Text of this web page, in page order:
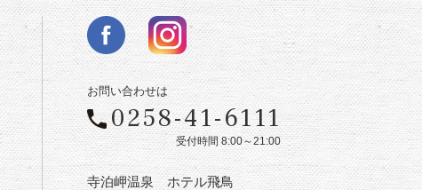
お問い合わせは
0258-41-6111
受付時間 8:00～21:00
寺泊岬温泉 ホテル飛鳥